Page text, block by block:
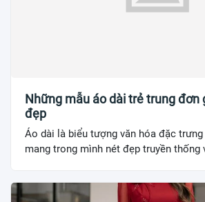
Những mẫu áo dài trẻ trung đơn
đẹp
Áo dài là biểu tượng văn hóa đặc
mang trong mình nét đẹp truyền thống